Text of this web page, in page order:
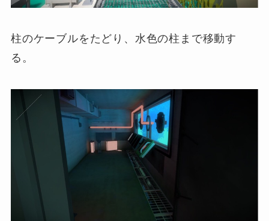
柱のケーブルをたどり、水色の柱まで移動す
る。